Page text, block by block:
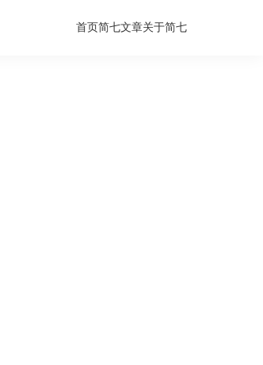
首页简七文章关于简七